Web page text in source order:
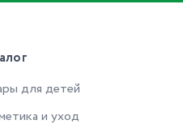
для детей
и уход